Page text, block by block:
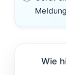
Wie